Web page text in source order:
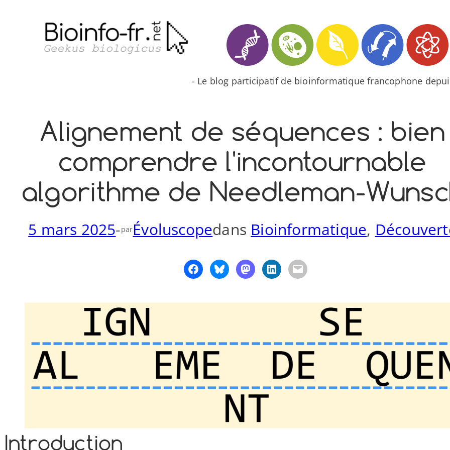
- Le blog participatif de bioinformatique francophone
Alignement de séquences : bien
comprendre l'incontournable
algorithme de Needleman-​
5 mars 2025-parÉvoluscopedans Bioinformatique,
Introduction